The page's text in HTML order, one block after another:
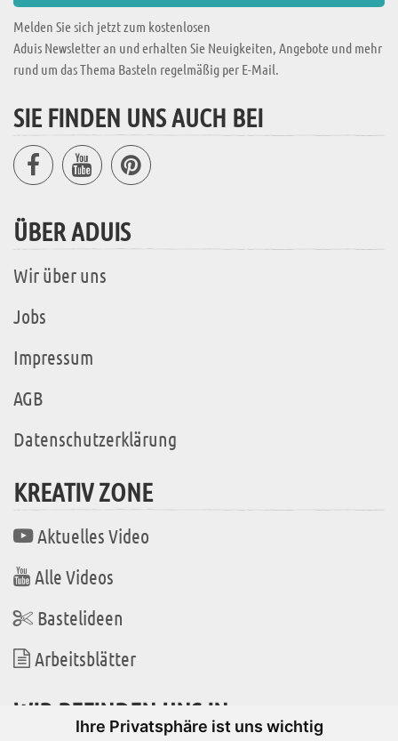
Ihre Privatsphäre ist uns wichtig
Melden Sie sich jetzt zum kostenlosen
Aduis Newsletter an und erhalten Sie Neuigkeiten, Angebote und mehr
rund um das Thema Basteln regelmäßig per E-Mail.
SIE FINDEN UNS AUCH BEI
ÜBER ADUIS
Wir über uns
Jobs
Impressum
AGB
Datenschutzerklärung
KREATIV ZONE
Aktuelles Video
Alle Videos
Bastelideen
Arbeitsblätter
WIR BEFINDEN UNS IN